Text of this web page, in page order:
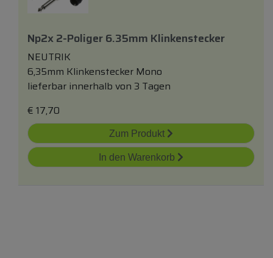
Np2x 2-Poliger 6.35mm Klinkenstecker
NEUTRIK
6,35mm Klinkenstecker Mono
lieferbar innerhalb von 3 Tagen
€ 17,70
Zum Produkt
In den Warenkorb